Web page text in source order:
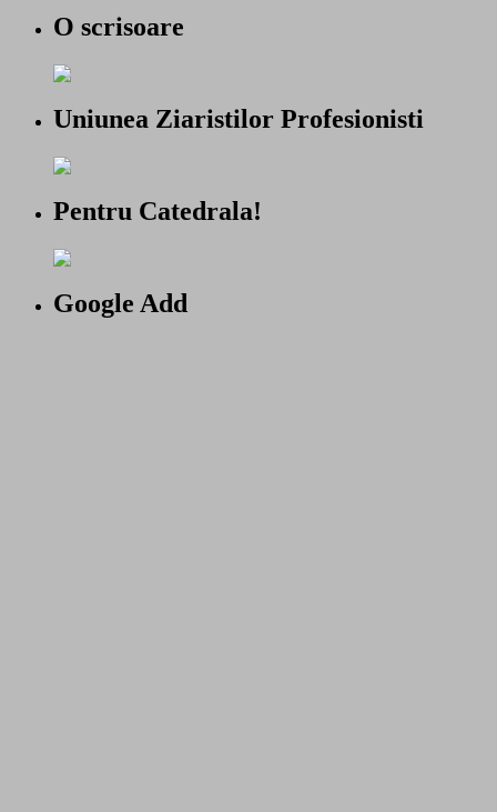
O scrisoare
Uniunea Ziaristilor Profesionisti
Pentru Catedrala!
Google Add